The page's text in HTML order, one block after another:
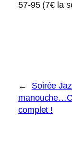
57-95 (7€ la
←
Soirée
complet !